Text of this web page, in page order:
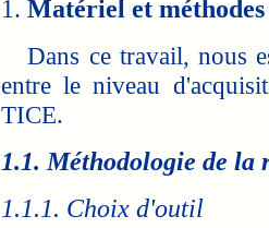
1. Matériel et méthodes
Dans ce travail, nous
entre le niveau
TICE.
1.1. Méthodologie de la
1.1.1. Choix d'outil